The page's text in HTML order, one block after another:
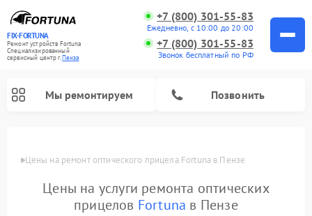
FIX-FORTUNA
Ремонт устройств Fortuna
Специализированный
cервисный центр г.Пенза
+7 (800) 301-55-83
Ежедневно, с 10:00 до 20:00
+7 (800) 301-55-83
Звонок бесплатный по РФ
Мы ремонтируем Позвонить
Цены на ремонт оптического прицела Fortuna в Пензе
Цены на услуги ремонта оптических
прицелов Fortuna в Пензе